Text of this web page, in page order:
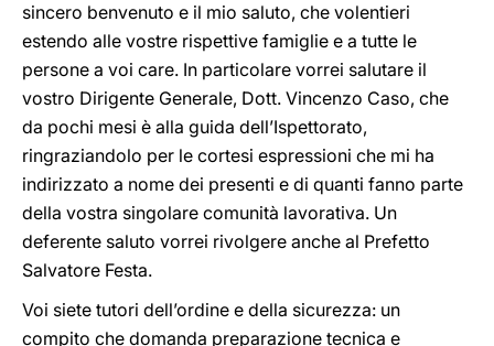
sincero benvenuto e il mio saluto, che volentieri
estendo alle vostre rispettive famiglie e a tutte le
persone a voi care. In particolare vorrei salutare il
vostro Dirigente Generale, Dott. Vincenzo Caso, che
da pochi mesi è alla guida dell’Ispettorato,
ringraziandolo per le cortesi espressioni che mi ha
indirizzato a nome dei presenti e di quanti fanno parte
della vostra singolare comunità lavorativa. Un
deferente saluto vorrei rivolgere anche al Prefetto
Salvatore Festa.
Voi siete tutori dell’ordine e della sicurezza: un
compito che domanda preparazione tecnica e